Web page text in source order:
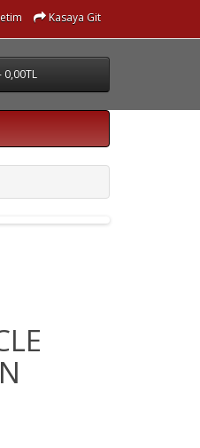
Kasaya Git
0,00TL